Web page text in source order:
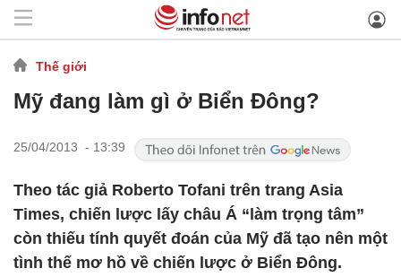
Thế giới
Mỹ đang làm gì ở Biển Đông?
25/04/2013 - 13:39
Theo tác giả Roberto Tofani trên trang Asia
Times, chiến lược lấy châu Á “làm trọng tâm”
còn thiếu tính quyết đoán của Mỹ đã tạo nên một
tình thế mơ hồ về chiến lược ở Biển Đông.